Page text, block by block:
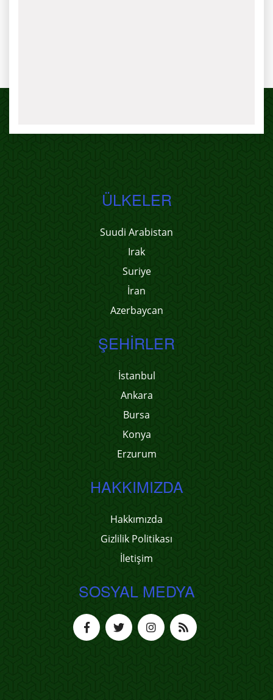
ÜLKELER
Suudi Arabistan
Irak
Suriye
İran
Azerbaycan
ŞEHIRLER
İstanbul
Ankara
Bursa
Konya
Erzurum
HAKKIMIZDA
Hakkımızda
Gizlilik Politikası
İletişim
SOSYAL MEDYA